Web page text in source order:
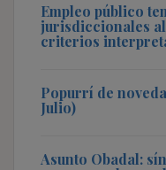
Empleo público
jurisdiccionales al
criterios
Popurrí de
Julio)
Asunto Obadal: